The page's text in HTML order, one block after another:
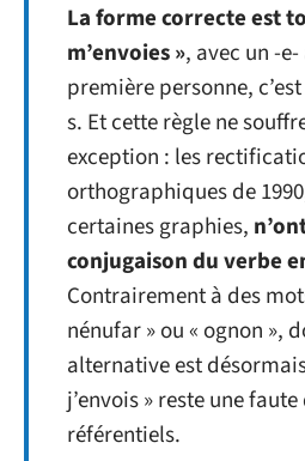
La forme correcte est
m’envoies », avec un -
première personne, c’est
s. Et cette règle ne
exception : les
orthographiques de
certaines graphies,
conjugaison du verbe
Contrairement à des
nénufar » ou « ognon »,
alternative est
j’envois » reste une
référentiels.